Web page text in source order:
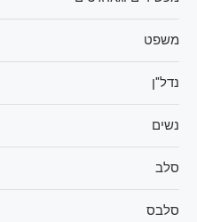
משפט
נדל"ן
נשים
סלב
סלבס